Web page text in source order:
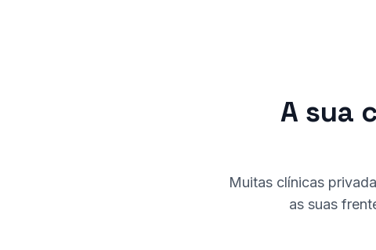
A sua
Muitas clínicas
as suas